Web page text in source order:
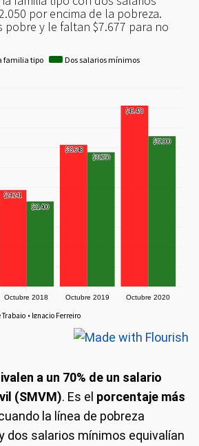
a un 70% de un salario
(SMVM). Es el porcentaje más
la línea de pobreza
dos salarios mínimos equivalían